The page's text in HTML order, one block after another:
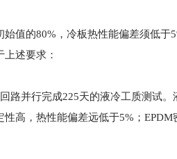
值的80%，冷板热性能偏差须低
述要求：
路并行完成225天的液冷工质测试
高，热性能偏差远低于5%；